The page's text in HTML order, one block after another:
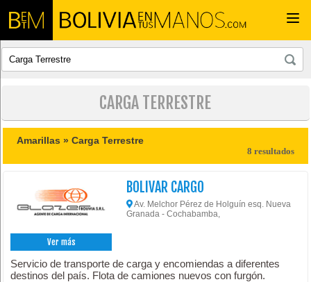
CARGA TERRESTRE
Amarillas »Carga Terrestre
8 resultados
Ver más
BOLIVAR CARGO
Av. Melchor Pérez de Holguín esq. Nueva
Granada - Cochabamba,
Servicio de transporte de carga y encomiendas a diferentes
destinos del país. Flota de camiones nuevos con furgón.